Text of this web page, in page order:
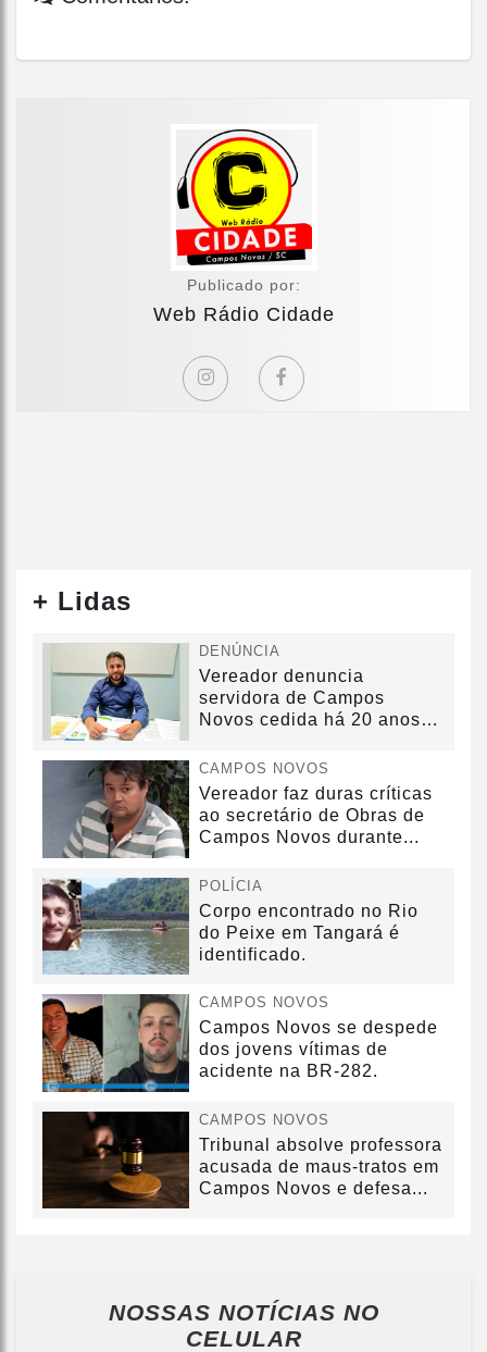
Publicado por:
Web Rádio Cidade
+ Lidas
DENÚNCIA
Vereador denuncia
servidora de Campos
Novos cedida há 20 anos
CAMPOS NOVOS
Vereador faz duras críticas
ao secretário de Obras de
Campos Novos durante...
POLÍCIA
Corpo encontrado no Rio
do Peixe em Tangará é
identificado.
CAMPOS NOVOS
Campos Novos se despede
dos jovens vítimas de
acidente na BR-282.
CAMPOS NOVOS
Tribunal absolve professora
acusada de maus-tratos em
Campos Novos e defesa...
NOSSAS NOTÍCIAS NO
CELULAR